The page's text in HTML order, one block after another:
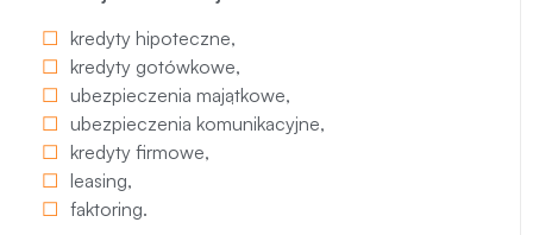
kredyty hipoteczne,
kredyty gotówkowe,
ubezpieczenia majątkowe,
ubezpieczenia komunikacyjne,
kredyty firmowe,
leasing,
faktoring.